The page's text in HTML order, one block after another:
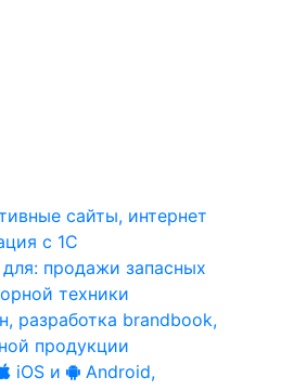
сайты, интернет
с 1С
продажи запасных
техники
разработка brandbook,
продукции
iOS и
Android,